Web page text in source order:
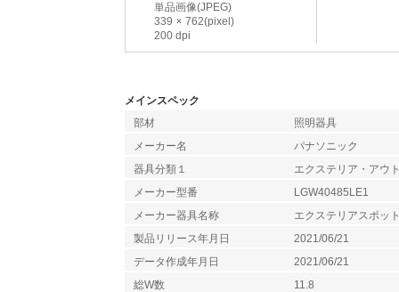
単品画像(JPEG)
339
762(pixel)
200 dpi
メインスペック
部材
照明器具
メーカー名
パナソニック
器具分類１
エクステリア・アウ
メーカー型番
LGW40485LE1
メーカー器具名称
エクステリアスポッ
製品リリース年月日
2021/06/21
データ作成年月日
2021/06/21
総W数
11.8